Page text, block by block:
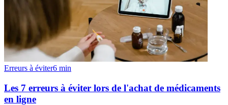
Erreurs à éviter6 min
Les 7 erreurs à éviter lors de l'achat de médicaments
en ligne